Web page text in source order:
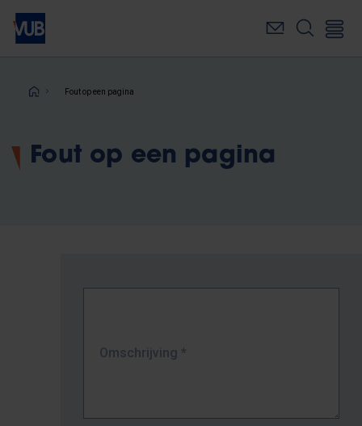
Overslaan
naar
inhoudKruimelpad
Fout op een pagina
Fout op een pagina
Omschrijving *